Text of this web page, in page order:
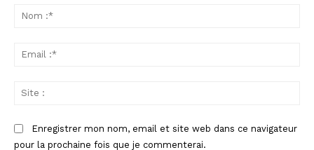
Enregistrer mon nom, email et site web dans ce navigateur
pour la prochaine fois que je commenterai.